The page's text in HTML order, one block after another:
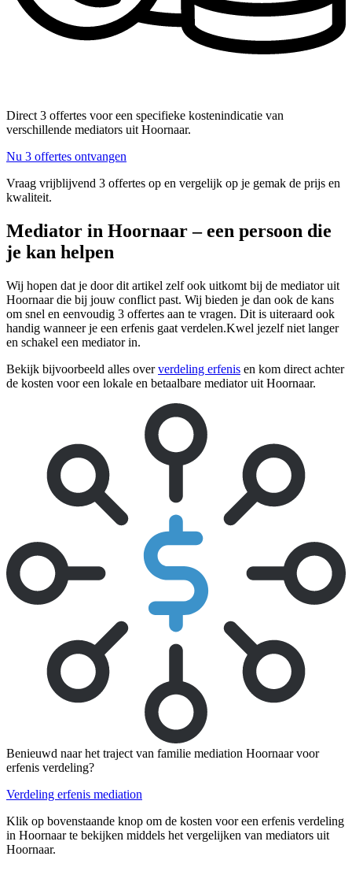
Direct 3 offertes voor een specifieke kostenindicatie van
verschillende mediators uit Hoornaar.
Nu 3 offertes ontvangen
Vraag vrijblijvend 3 offertes op en vergelijk op je gemak de prijs en
kwaliteit.
Mediator in Hoornaar – een persoon die
je kan helpen
Wij hopen dat je door dit artikel zelf ook uitkomt bij de mediator uit
Hoornaar die bij jouw conflict past. Wij bieden je dan ook de kans
om snel en eenvoudig 3 offertes aan te vragen. Dit is uiteraard ook
handig wanneer je een erfenis gaat verdelen.Kwel jezelf niet langer
en schakel een mediator in.
Bekijk bijvoorbeeld alles oververdeling erfenis en kom direct achter
de kosten voor een lokale en betaalbare mediator uit Hoornaar.
Benieuwd naar het traject van familie mediation Hoornaar voor
erfenis verdeling?
Verdeling erfenis mediation
Klik op bovenstaande knop om de kosten voor een erfenis verdeling
in Hoornaar te bekijken middels het vergelijken van mediators uit
Hoornaar.